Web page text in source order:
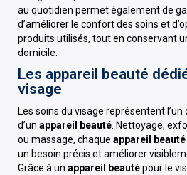
au quotidien permet également de
d’améliorer le confort des soins et
produits utilisés, tout en conservant
domicile.
Les appareil beauté
visage
Les soins du visage représentent
d’un appareil beauté. Nettoyage,
ou massage, chaque appareil beauté
un besoin précis et améliorer
Grâce à un appareil beautépour le